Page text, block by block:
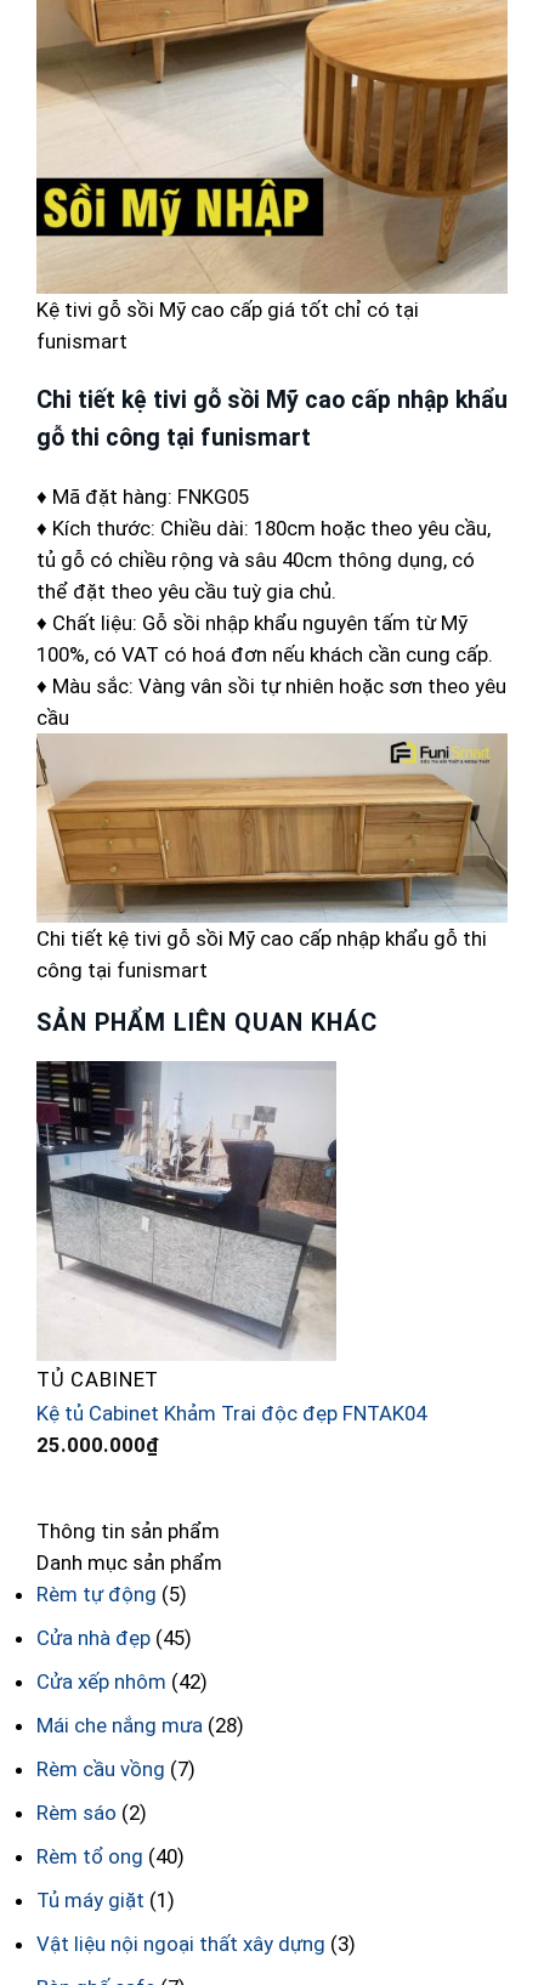
Kệ tivi gỗ sồi Mỹ cao cấp giá tốt chỉ có tại
funismart
Chi tiết kệ tivi gỗ sồi Mỹ cao cấp nhập khẩu
gỗ thi công tại funismart
♦ Mã đặt hàng: FNKG05
♦ Kích thước: Chiều dài: 180cm hoặc theo yêu cầu,
tủ gỗ có chiều rộng và sâu 40cm thông dụng, có
thể đặt theo yêu cầu tuỳ gia chủ.
♦ Chất liệu: Gỗ sồi nhập khẩu nguyên tấm từ Mỹ
100%, có VAT có hoá đơn nếu khách cần cung cấp.
♦ Màu sắc: Vàng vân sồi tự nhiên hoặc sơn theo yêu
cầu
Chi tiết kệ tivi gỗ sồi Mỹ cao cấp nhập khẩu gỗ thi
công tại funismart
SẢN PHẨM LIÊN QUAN KHÁC
TỦ CABINET
Kệ tủ Cabinet Khảm Trai độc đẹp FNTAK04
25.000.000₫
Thông tin sản phẩm
Danh mục sản phẩm
Rèm tự động (5)
Cửa nhà đẹp (45)
Cửa xếp nhôm (42)
Mái che nắng mưa (28)
Rèm cầu vồng (7)
Rèm sáo (2)
Rèm tổ ong (40)
Tủ máy giặt (1)
Vật liệu nội ngoại thất xây dựng (3)